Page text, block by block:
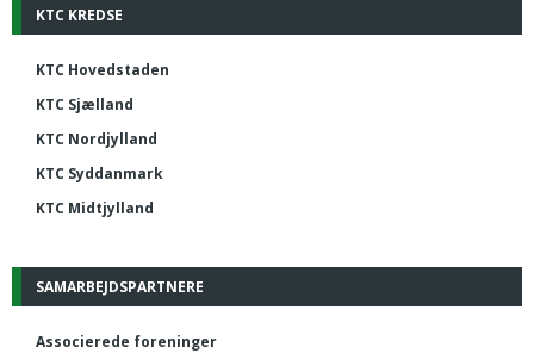
KTC KREDSE
KTC Hovedstaden
KTC Sjælland
KTC Nordjylland
KTC Syddanmark
KTC Midtjylland
SAMARBEJDSPARTNERE
Associerede foreninger